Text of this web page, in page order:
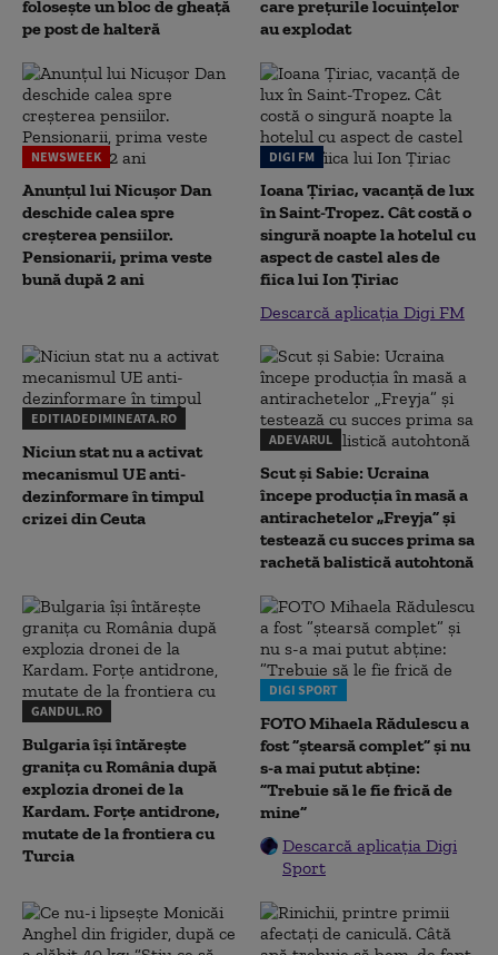
folosește un bloc de gheață
pe post de halteră
care prețurile locuințelor
au explodat
NEWSWEEK
Anunțul lui Nicușor Dan
deschide calea spre
creșterea pensiilor.
Pensionarii, prima veste
bună după 2 ani
DIGI FM
Ioana Țiriac, vacanță de lux
în Saint-Tropez. Cât costă o
singură noapte la hotelul cu
aspect de castel ales de
fiica lui Ion Țiriac
Descarcă aplicația Digi FM
EDITIADEDIMINEATA.RO
Niciun stat nu a activat
mecanismul UE anti-
dezinformare în timpul
crizei din Ceuta
ADEVARUL
Scut și Sabie: Ucraina
începe producția în masă a
antirachetelor „Freyja” și
testează cu succes prima sa
rachetă balistică autohtonă
GANDUL.RO
Bulgaria își întărește
granița cu România după
explozia dronei de la
Kardam. Forțe antidrone,
mutate de la frontiera cu
Turcia
DIGI SPORT
FOTO Mihaela Rădulescu a
fost ”ștearsă complet” și nu
s-a mai putut abține:
”Trebuie să le fie frică de
mine”
Descarcă aplicația Digi
Sport